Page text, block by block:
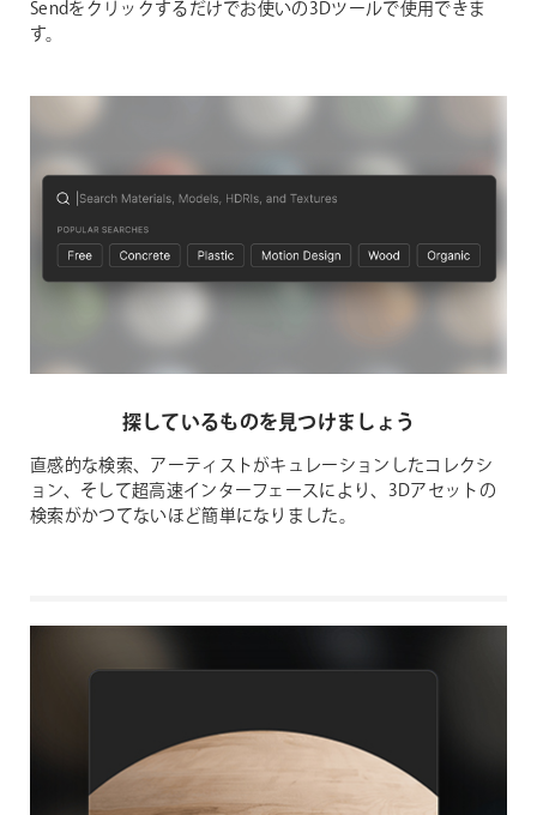
Sendをクリックするだけでお使いの3Dツールで使用できま
す。
探しているものを見つけましょう
直感的な検索、アーティストがキュレーションしたコレクシ
ョン、そして超高速インターフェースにより、3Dアセットの
検索がかつてないほど簡単になりました。